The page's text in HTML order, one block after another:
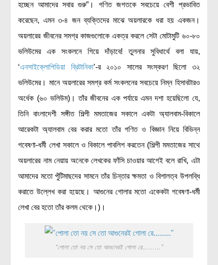
হচ্ছেন আমাদের সবার গুরু”। গণিত জগতকে সবচেয়ে বেশী প্রভাবিত
করেছেন, এমন ৩-৪ জন ব্যক্তিদের মাঝে অয়লারকে ধরা হয় একজন।
অয়লারের জীবনের সমগ্র কাজগুলোকে একত্র করলে সেটা মোটামুটি ৬০-৮০
ভলিউমের এক সংকলনে গিয়ে দাঁড়াবে! তুলনার সুবিধার্থে বলা যায়,
‘এনসাইক্লোপিডিয়া ব্রিটানিকা’-র ২০১০ সালের সংস্করণ ছিলো ৩২
ভলিউমের। মানে অয়লারের সমগ্র কর্ম সংকলনের সবচেয়ে নিম্ন হিসাবটারও
অর্ধেক (৬০ ভলিউম)। তাঁর জীবনের এক পর্যায়ে এমন দশা হয়েছিলো যে,
তিনি বাংলাদেশী সঙ্গীত শিল্পী মমতাজের সকালে একটা অ্যালবাম-বিকালে
আরেকটা অ্যালবাম বের করার মতো তাঁর গণিত ও বিজ্ঞান নিয়ে বিভিন্ন
গবেষণা-ধর্মী লেখা সকালে ও বিকালে পাবলিশ করতেন (শিল্পী মমতাজের সাথে
অয়লারের নাম নেয়ায় অনেকে লেখকের ফাঁসি চাওয়ার আগেই বলে রাখি, এটা
আমাদের মতো পুঁটিমাছদের সামনে তাঁর চিন্তার ক্ষমতা ও বিশালত্ব উপলব্ধি
করাতে উল্লেখ করা হয়েছে। আগুনের গোলার মতো একেকটা গবেষণা-ধর্মী
লেখা বের হতো তাঁর কলম থেকে।)।
“পোলা তো নয় সে তো আগুনেরই গোলা রে………”